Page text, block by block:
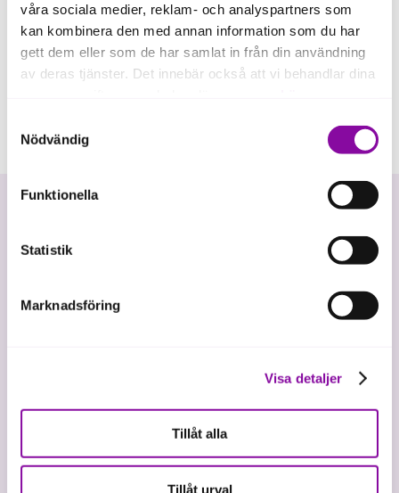
våra sociala medier, reklam- och analyspartners som
kan kombinera den med annan information som du har
gett dem eller som de har samlat in från din användning
av deras tjänster. Det innebär också att vi behandlar dina
Om du klickar på avvisa kommer användning av kakor
eller delning av information enligt ovan, inte att ske,
förutom för kakor som är nödvändiga för att hemsidan
ska fungera se mer under inställningar.
Nödvändig
Funktionella
Statistik
Marknadsföring
Visa detaljer
Tillåt alla
Tillåt urval
Våra tjänster
Riskkapital